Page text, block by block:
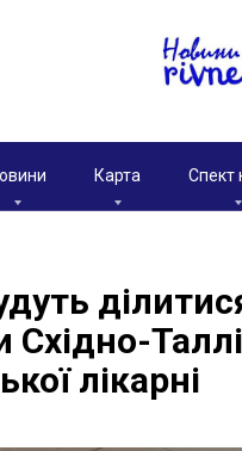
Карта Спект
лікарні